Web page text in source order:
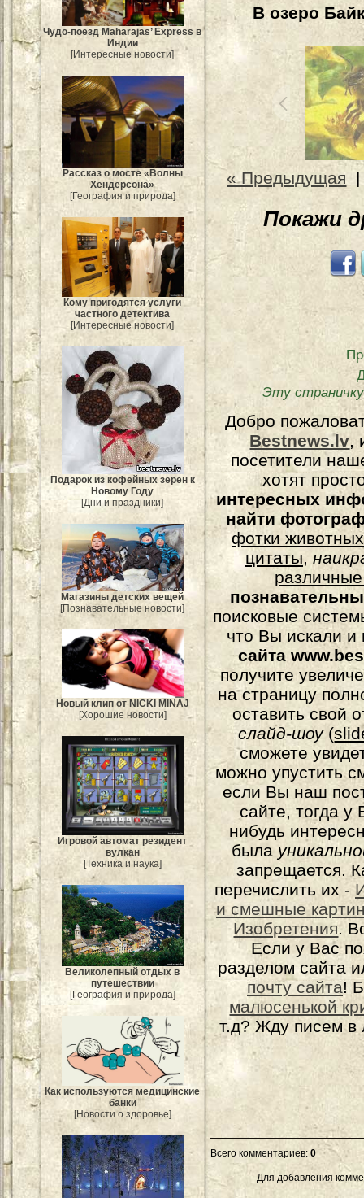
Чудо-поезд Maharajas’ Express в
Индии
[Интересные новости]
Рассказ о мосте «Волны
Хендерсона»
[География и природа]
Кому пригодятся услуги
частного детектива
[Интересные новости]
Подарок из кофейных зерен к
Новому Году
[Дни и праздники]
Магазины детских вещей
[Познавательные новости]
Новый клип от NICKI MINAJ
[Хорошие новости]
Игровой автомат резидент
вулкан
[Техника и наука]
Великолепный отдых в
путешествии
[География и природа]
Как используются медицинские
банки
[Новости о здоровье]
В озеро
« Предыдущая
Покажи
Эту
Добро
Bestnews.lv,
посетители
хотят
интересных
найти
фотки животных
цитаты,
поисковые
что Вы искали и
сайта
получите
на страницу
оставить свой
слайд-шоу(
сможете
можно упустить
если Вы наш
сайте, тогда у
нибудь
была
запрещается.
перечислить их -
и смешные
Изобретения.
Если у Вас
разделом сайта
почту сайта!
малюсенькой
т.д? Жду писем в
Всего комментариев: 0
Для добавления